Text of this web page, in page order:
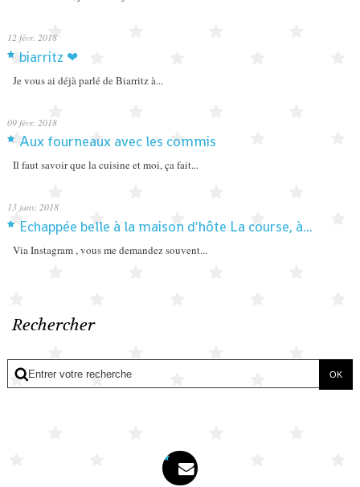
12 févr. 2018
biarritz ❤
Je vous ai déjà parlé de Biarritz à...
09 févr. 2018
Aux fourneaux avec les commis
Il faut savoir que la cuisine et moi, ça fait...
13 janv. 2018
Echappée belle à la maison d'hôte La course, à...
Via Instagram , vous me demandez souvent...
Rechercher